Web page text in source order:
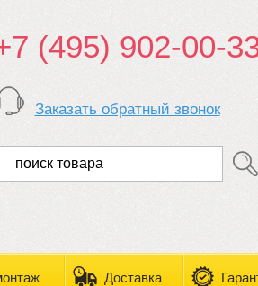
(495) 902-00-
Заказать обратный звонок
Доставка